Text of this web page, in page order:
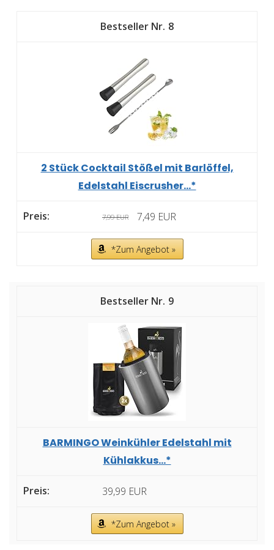
8
2 Stück Cocktail Stößel mit Barlöffel,
Edelstahl Eiscrusher...*
7,99 EUR 7,49 EUR
*Zum Angebot »
9
BARMINGO Weinkühler Edelstahl mit
Kühlakkus...*
39,99 EUR
*Zum Angebot »